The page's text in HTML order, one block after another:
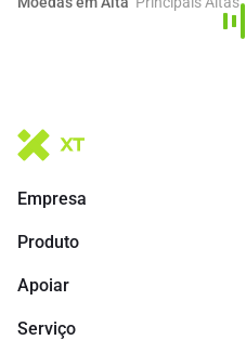
24h Mín.
Empresa
Produto
Apoiar
Serviço